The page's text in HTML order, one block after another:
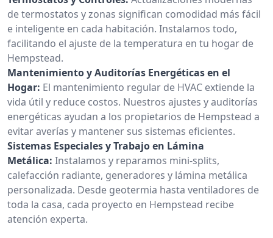
de termostatos y zonas significan comodidad más fácil
e inteligente en cada habitación. Instalamos todo,
facilitando el ajuste de la temperatura en tu hogar de
Hempstead.
Mantenimiento y Auditorías Energéticas en el
Hogar: El mantenimiento regular de HVAC extiende la
vida útil y reduce costos. Nuestros ajustes y auditorías
energéticas ayudan a los propietarios de Hempstead a
evitar averías y mantener sus sistemas eficientes.
Sistemas Especiales y Trabajo en Lámina
Metálica: Instalamos y reparamos mini-splits,
calefacción radiante, generadores y lámina metálica
personalizada. Desde geotermia hasta ventiladores de
toda la casa, cada proyecto en Hempstead recibe
atención experta.